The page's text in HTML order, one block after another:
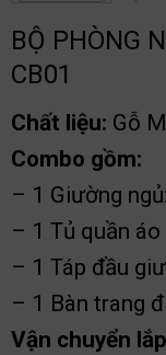
BỘ PHÒNG
CB01
Chất liệu: Gỗ
Combo gồm:
– 1 Giường
– 1 Tủ quần
– 1 Táp đầu
– 1 Bàn trang
Vận chuyển